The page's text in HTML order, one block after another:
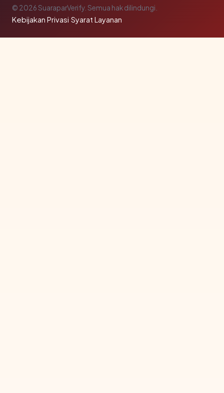
© 2026 SuaraparVerify. Semua hak dilindungi.
Kebijakan Privasi·Syarat Layanan